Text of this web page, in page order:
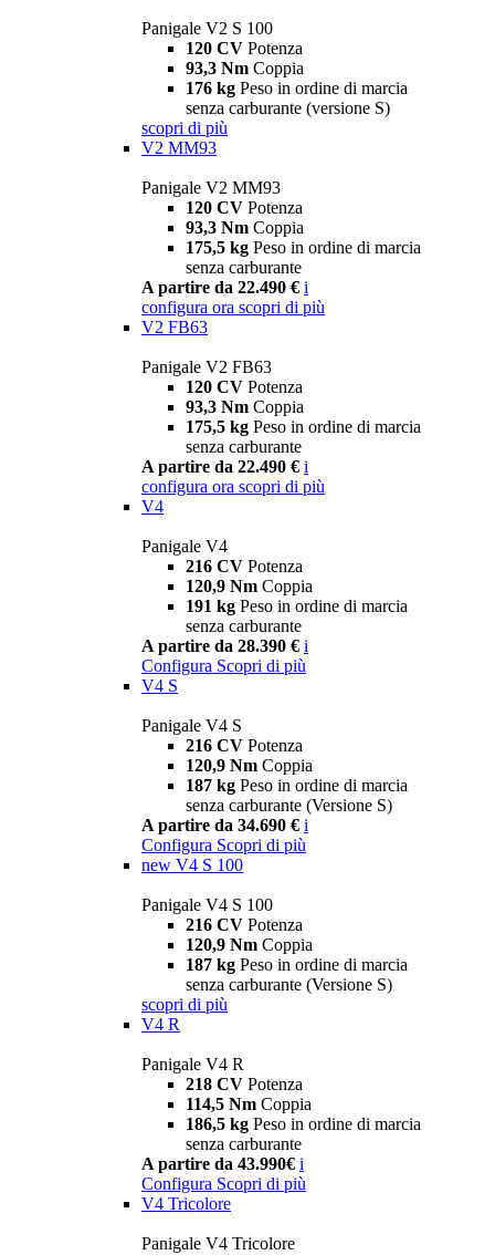
Panigale V2 S 100
120 CV Potenza
93,3 Nm Coppia
176 kg Peso in ordine di marcia
senza carburante (versione S)
scopri di più
V2 MM93
Panigale V2 MM93
120 CV Potenza
93,3 Nm Coppia
175,5 kg Peso in ordine di marcia
senza carburante
A partire da 22.490 € i
configura ora scopri di più
V2 FB63
Panigale V2 FB63
120 CV Potenza
93,3 Nm Coppia
175,5 kg Peso in ordine di marcia
senza carburante
A partire da 22.490 € i
configura ora scopri di più
V4
Panigale V4
216 CV Potenza
120,9 Nm Coppia
191 kg Peso in ordine di marcia
senza carburante
A partire da 28.390 € i
Configura Scopri di più
V4 S
Panigale V4 S
216 CV Potenza
120,9 Nm Coppia
187 kg Peso in ordine di marcia
senza carburante (Versione S)
A partire da 34.690 € i
Configura Scopri di più
new V4 S 100
Panigale V4 S 100
216 CV Potenza
120,9 Nm Coppia
187 kg Peso in ordine di marcia
senza carburante (Versione S)
scopri di più
V4 R
Panigale V4 R
218 CV Potenza
114,5 Nm Coppia
186,5 kg Peso in ordine di marcia
senza carburante
A partire da 43.990€ i
Configura Scopri di più
V4 Tricolore
Panigale V4 Tricolore